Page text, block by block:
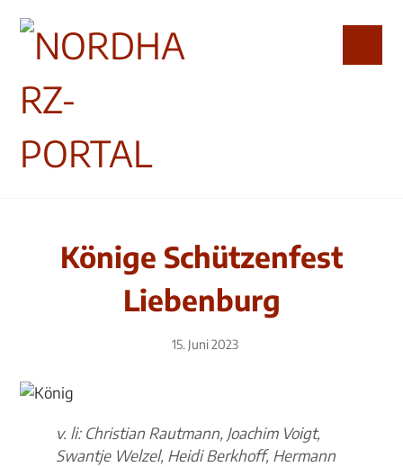
Könige Schützenfest
Liebenburg
15. Juni 2023
v. li: Christian Rautmann, Joachim Voigt,
Swantje Welzel, Heidi Berkhoff, Hermann